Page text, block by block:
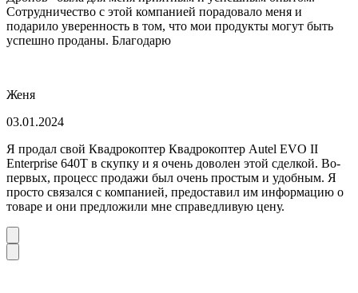
Сотрудничество с этой компанией порадовало меня и
подарило уверенность в том, что мои продукты могут быть
успешно проданы. Благодарю
Женя
03.01.2024
Я продал свой Квадрокоптер Квадрокоптер Autel EVO II
Enterprise 640T в скупку и я очень доволен этой сделкой. Во-
первых, процесс продажи был очень простым и удобным. Я
просто связался с компанией, предоставил им информацию о
товаре и они предложили мне справедливую цену.